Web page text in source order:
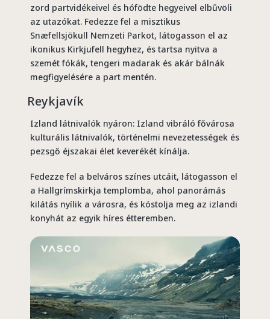
zord partvidékeivel és hófödte hegyeivel elbűvöli
az utazókat. Fedezze fel a misztikus
Snæfellsjökull Nemzeti Parkot, látogasson el az
ikonikus Kirkjufell hegyhez, és tartsa nyitva a
szemét fókák, tengeri madarak és akár bálnák
megfigyelésére a part mentén.
Reykjavík
Izland látnivalók nyáron: Izland vibráló fővárosa
kulturális látnivalók, történelmi nevezetességek és
pezsgő éjszakai élet keverékét kínálja.
Fedezze fel a belváros színes utcáit, látogasson el
a Hallgrímskirkja templomba, ahol panorámás
kilátás nyílik a városra, és kóstolja meg az izlandi
konyhát az egyik híres étteremben.